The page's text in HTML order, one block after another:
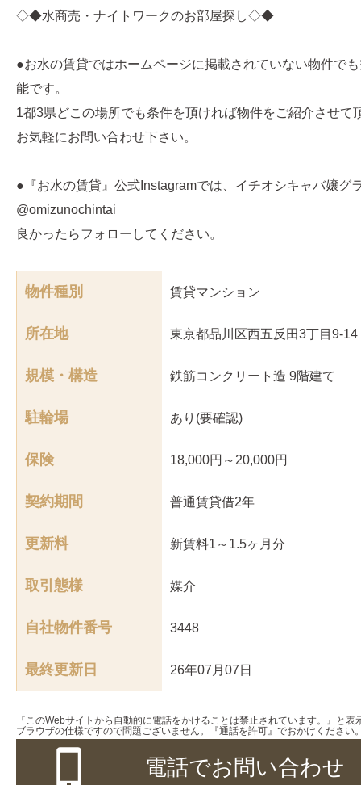
◇◆水商売・ナイトワークのお部屋探し◇◆
●お水の賃貸ではホームページに掲載されていない物件で
能です。
1都3県どこの場所でも条件を頂ければ物件をご紹介させて
お気軽にお問い合わせ下さい。
●『お水の賃貸』公式Instagramでは、イチオシキャバ嬢グ
@omizunochintai
良かったらフォローしてください。
物件種別 賃貸マンション
所在地 東京都品川区西五反田3丁目9-14
規模・構造 鉄筋コンクリート造 9階建て
駐輪場 あり(要確認)
保険 18,000円～20,000円
契約期間 普通賃貸借2年
更新料 新賃料1～1.5ヶ月分
取引態様 媒介
自社物件番号 3448
最終更新日 26年07月07日
『このWebサイトから自動的に電話をかけることは禁止されています。』と
ブラウザの仕様ですので問題ございません。『通話を許可』でおかけください
電話でお問い合わせ